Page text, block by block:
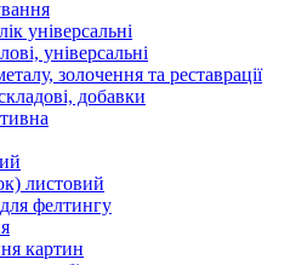
універсальні
універсальні
золочення та реставрації
добавки
листовий
фелтингу
картин